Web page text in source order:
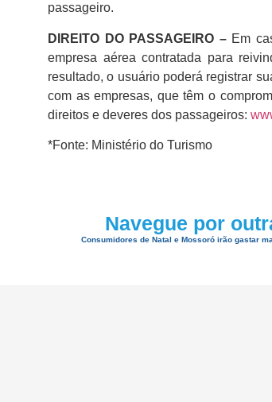
passageiro.
DIREITO DO PASSAGEIRO –Em
empresa aérea contratada para
resultado, o usuário poderá registrar
com as empresas, que têm o
direitos e deveres dos passageiros:
*Fonte: Ministério do Turismo
Navegue por
Consumidores de Natal e Mossoró irão gastar